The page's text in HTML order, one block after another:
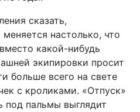
сказать,
настолько, что
какой-нибудь
экипировки просит
больше всего на свете
с кроликами. «Отпуск»
под пальмы выглядит